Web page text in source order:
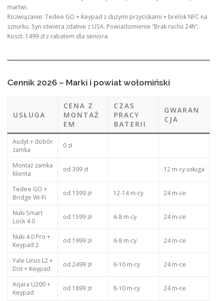
martwi.
Rozwiązanie: Tedee GO + Keypad z dużymi przyciskami + brelok NFC na
sznurku. Syn otwiera zdalnie z USA. Powiadomienie “Brak ruchu 24h”.
Koszt: 1499 zł z rabatem dla seniora.
Cennik 2026 – Marki i powiat wołomiński
USŁUGA
CENA Z
MONTAŻ
EM
CZAS
PRACY
BATERII
GWARAN
CJA
Audyt + dobór
zamka
0 zł
Montaż zamka
klienta
od 399 zł 12 m-cy usługa
Tedee GO +
Bridge Wi-Fi
od 1399 zł 12-14 m-cy 24 m-ce
Nuki Smart
Lock 4.0
od 1599 zł 6-8 m-cy 24 m-ce
Nuki 4.0 Pro +
Keypad 2
od 1999 zł 6-8 m-cy 24 m-ce
Yale Linus L2 +
Dot + Keypad
od 2499 zł 6-10 m-cy 24 m-ce
Aqara U200 +
Keypad
od 1899 zł 8-10 m-cy 24 m-ce